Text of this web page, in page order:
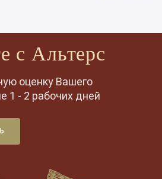
с Альтерс
оценку Вашего
1 - 2 рабочих дней